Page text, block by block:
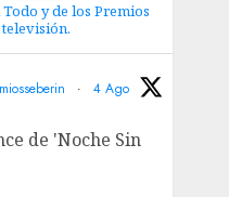
y de los Premios
· 4 Ago
de 'Noche Sin